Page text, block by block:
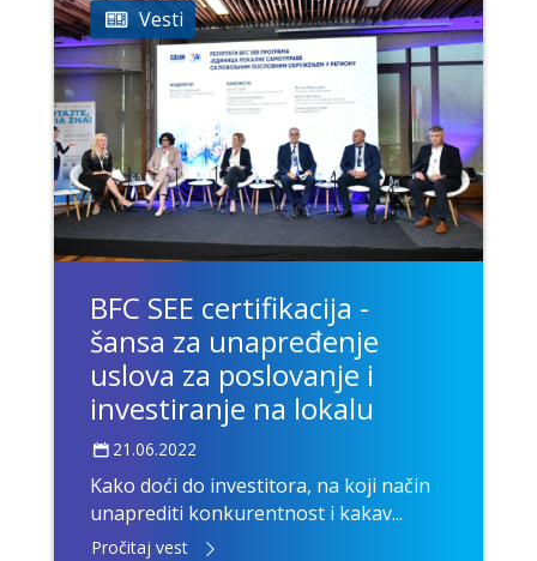
Vesti
BFC SEE certifikacija -
šansa za unapređenje
uslova za poslovanje i
investiranje na lokalu
21.06.2022
Kako doći do investitora, na koji način
unaprediti konkurentnost i kakav...
Pročitaj vest